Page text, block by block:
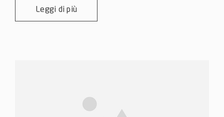
Leggi di più